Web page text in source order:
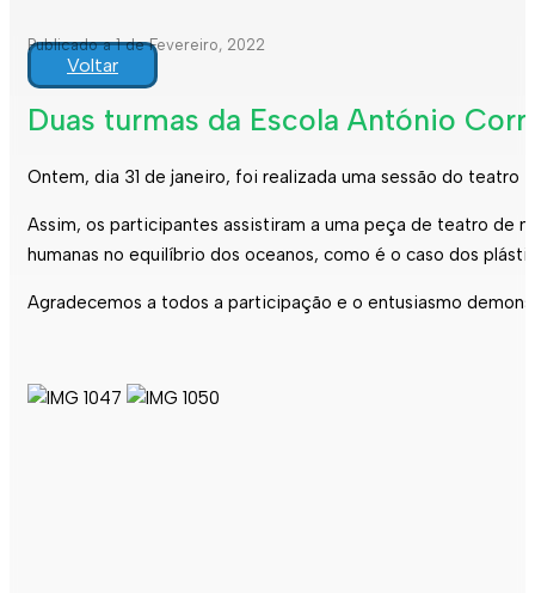
Publicado a 1 de Fevereiro, 2022
Voltar
Duas turmas da Escola António
Ontem, dia 31 de janeiro, foi realizada uma sessão do teatro
Assim, os participantes assistiram a uma peça de teatro de
humanas no equilíbrio dos oceanos, como é o caso dos
Agradecemos a todos a participação e o entusiasmo